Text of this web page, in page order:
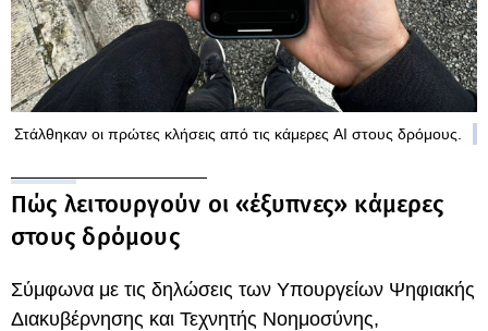
Στάλθηκαν οι πρώτες κλήσεις από τις κάμερες AI στους δρόμους.
Πώς λειτουργούν οι «έξυπνες» κάμερες
στους δρόμους
Σύμφωνα με τις δηλώσεις των Υπουργείων Ψηφιακής
Διακυβέρνησης και Τεχνητής Νοημοσύνης,